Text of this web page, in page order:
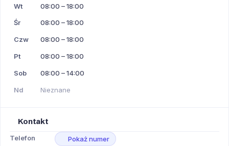
Wt 08:00 – 18:00
Śr 08:00 – 18:00
Czw 08:00 – 18:00
Pt 08:00 – 18:00
Sob 08:00 – 14:00
Nd Nieznane
Kontakt
Telefon
Pokaż numer